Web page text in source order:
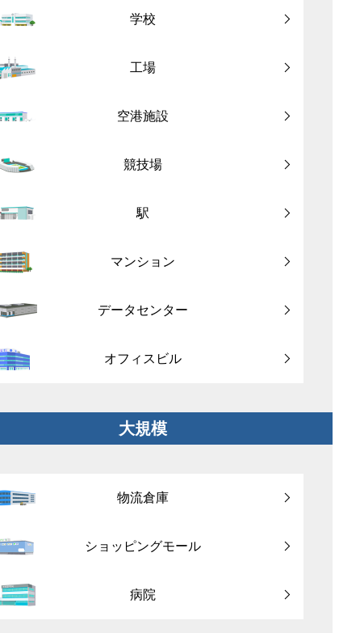
学校
工場
空港施設
競技場
駅
マンション
データセンター
オフィスビル
大規模
物流倉庫
ショッピングモール
病院